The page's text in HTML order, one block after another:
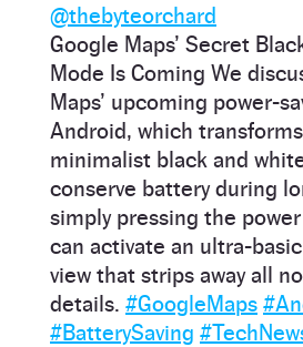
@thebyteorchard
Google Maps’ Secret
Mode Is Coming We
Maps’ upcoming power-
Android, which
minimalist black and
conserve battery during
simply pressing the
can activate an ultra-
view that strips away all
details. #GoogleMaps
#BatterySaving